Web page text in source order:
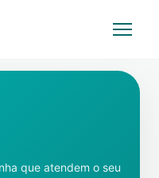
que atendem o seu